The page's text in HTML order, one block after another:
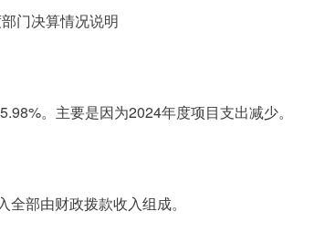
门决算情况说明
。主要是因为2024年度项目支出减少。
部由财政拨款收入组成。